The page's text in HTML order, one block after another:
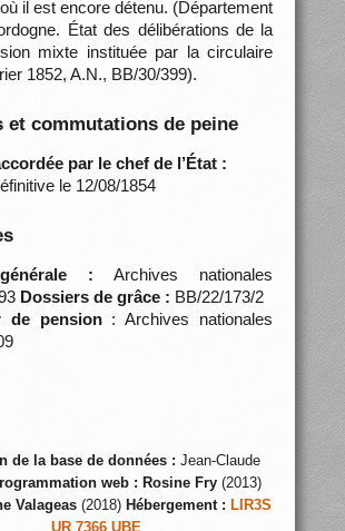
il est encore détenu. (Département
État des délibérations de la
mixte instituée par la circulaire
1852, A.N., BB/30/399).
et commutations de peine
par le chef de l’État :
le 12/08/1854
: Archives nationales
Dossiers de grâce : BB/22/173/2
de pension: Archives nationales
de la base de données : Jean-Claude
web : Rosine Fry(2013)
Valageas (2018) Hébergement : LIR3S
UR 7366 UBE